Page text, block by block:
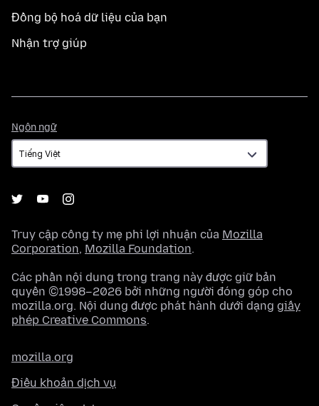
Đồng bộ hoá dữ liệu của bạn
Nhận trợ giúp
Ngôn ngữ
ngữ
Truy cập công ty mẹ phi lợi nhuận của Mozilla
Corporation, Mozilla Foundation.
Các phần nội dung trong trang này được giữ bản
quyền ©1998–2026 bởi những người đóng góp cho
mozilla.org. Nội dung được phát hành dưới dạng giấy
phép Creative Commons.
mozilla.org
Điều khoản dịch vụ